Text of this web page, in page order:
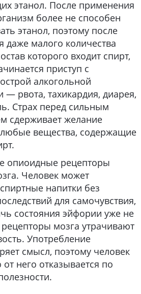
этанол. После применения
более не способен
этанол, поэтому после
даже малого количества
которого входит спирт,
приступ с
алкогольной
— рвота, тахикардия, диарея,
Страх перед сильным
сдерживает желание
любые вещества, содержащие
опиоидные рецепторы
Человек может
напитки без
для самочувствия,
состояния эйфории уже не
мозга утрачивают
Употребление
смысл, поэтому человек
него отказывается по